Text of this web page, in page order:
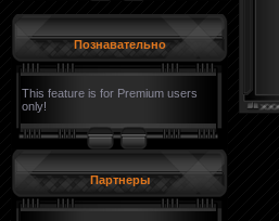
Познавательно
This feature is for Premium users
only!
Партнеры